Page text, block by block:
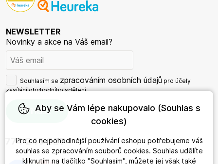
NEWSLETTER
Novinky a akce na Váš email?
Souhlasím se zpracováním osobních údajů pro účely
zasílání obchodního sdělení.
774 245 625
Aby se Vám lépe nakupovalo (Souhlas s
cookies)
Pro co nejpohodlnější používání eshopu potřebujeme váš
souhlas se zpracováním souborů cookies. Souhlas udělíte
kliknutím na tlačítko "Souhlasím", můžete jej však také